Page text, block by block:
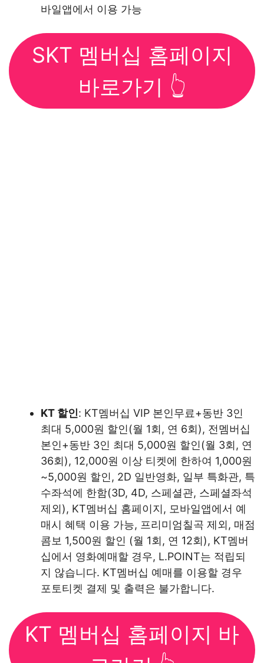
바일앱에서 이용 가능
SKT 멤버십 홈페이지
바로가기 👆
KT 할인: KT멤버십 VIP 본인무료+동반 3인
최대 5,000원 할인(월 1회, 연 6회), 전멤버십
본인+동반 3인 최대 5,000원 할인(월 3회, 연
36회), 12,000원 이상 티켓에 한하여 1,000원
~5,000원 할인, 2D 일반영화, 일부 특화관, 특
수좌석에 한함(3D, 4D, 스페셜관, 스페셜좌석
제외), KT멤버십 홈페이지, 모바일앱에서 예
매시 혜택 이용 가능, 프리미엄칠곡 제외, 매점
콤보 1,500원 할인 (월 1회, 연 12회), KT멤버
십에서 영화예매할 경우, L.POINT는 적립되
지 않습니다. KT멤버십 예매를 이용할 경우
포토티켓 결제 및 출력은 불가합니다.
KT 멤버십 홈페이지 바